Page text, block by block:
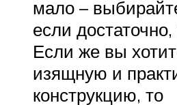
мало –
если
Если же вы
изящную и
конструкцию, то